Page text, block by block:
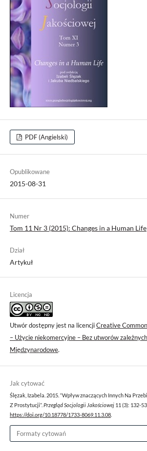
PDF (Angielski)
Opublikowane
2015-08-31
Numer
Tom 11 Nr 3 (2015): Changes in a Human Life
Dział
Artykuł
Licencja
Utwór dostępny jest na licencjiCreative
– Użycie niekomercyjne – Bez utworów
Międzynarodowe.
Jak cytować
Ślęzak, Izabela. 2015. “Wpływ znaczących Innych Na
Z Prostytucji”. Przegląd Socjologii Jakościowej 11 (3): 132-53.
https://doi.org/10.18778/1733-8069.11.3.08
Formaty cytowań